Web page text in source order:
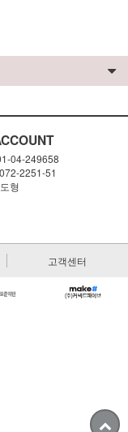
04-249658
2251-51
형
고객센터